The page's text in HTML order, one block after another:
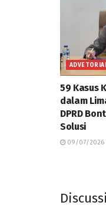
59 Kasus
dalam
DPRD
Solusi
09/07/2026